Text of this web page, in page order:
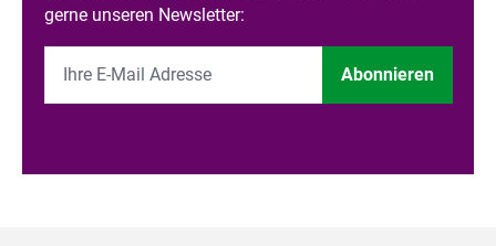
gerne unseren Newsletter:
Abonnieren